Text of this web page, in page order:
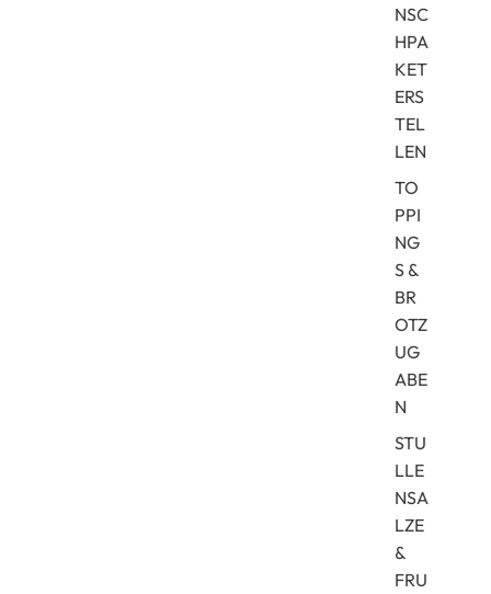
NSC
HPA
KET
ERS
TEL
LEN
TO
PPI
NG
S &
BR
OTZ
UG
ABE
N
STU
LLE
NSA
LZE
&
FRU